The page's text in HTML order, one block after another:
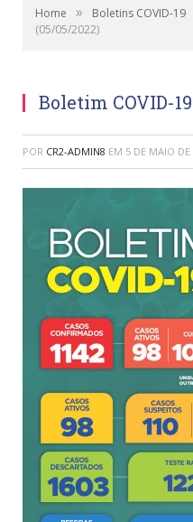
Home » Boletins COVID-19
(05/05/2022)
Boletim COVID-
POR CR2-ADMIN8 EM 5 DE MAIO DE